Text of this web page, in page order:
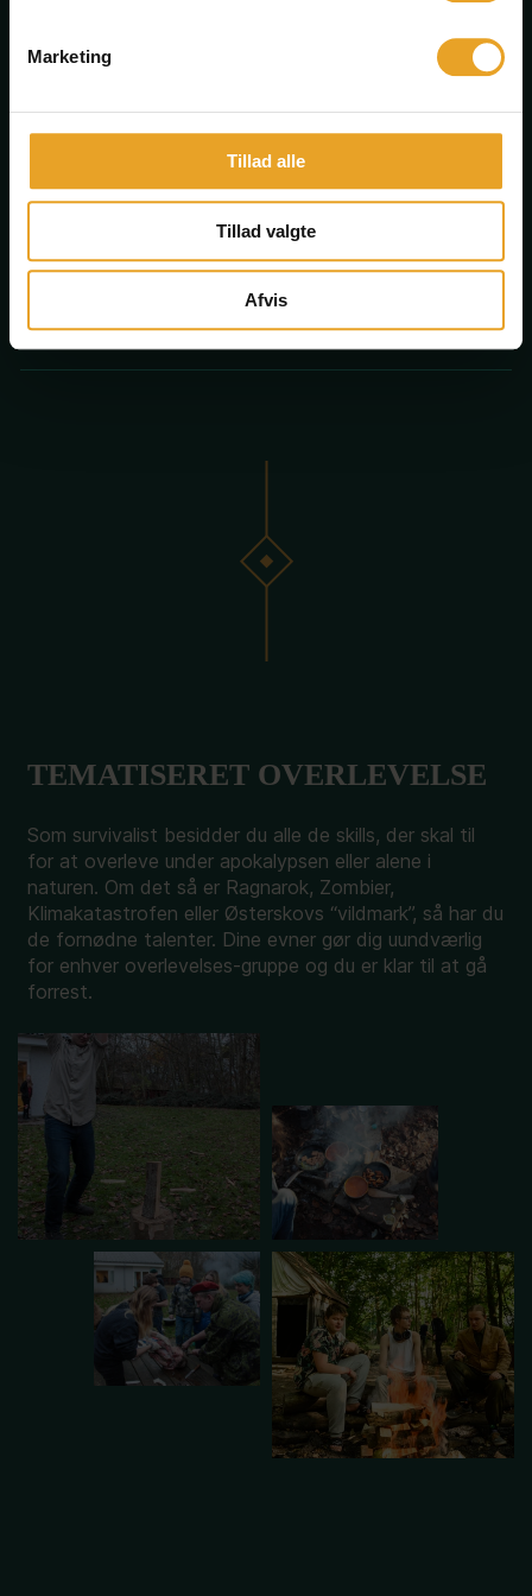
Marketing
Tillad alle
Tillad valgte
Afvis
Character sheet
Moduler afsluttes med
fordybelsesdag
Valgfagsansvarlige og bemanding
TEMATISERET OVERLEVELSE
Som survivalist besidder du alle de skills, der skal til
for at overleve under apokalypsen eller alene i
naturen. Om det så er Ragnarok, Zombier,
Klimakatastrofen eller Østerskovs “vildmark”, så har du
de fornødne talenter. Dine evner gør dig uundværlig
for enhver overlevelses-gruppe og du er klar til at gå
forrest.